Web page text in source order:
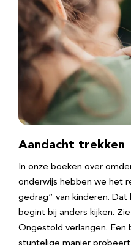
Aandacht trekken
In onze boeken over
onderwijs hebben we het
gedrag” van kinderen.
begint bij anders kijken.
Ongestold verlangen. Een